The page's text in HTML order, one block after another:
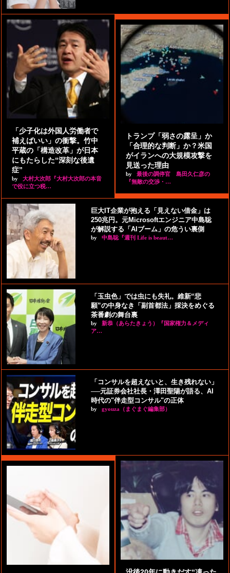
「少子化は外国人労働者で
補えばいい」の衝撃。竹中
平蔵の「構造改革」が日本
にもたらした“深刻な後遺
症”
by
大村大次郎『大村大次郎の本音
で役に立つ税…
トランプ「弱さの露呈」か
「合理的な判断」か？米国
がイランへの大規模攻撃を
見送った理由
by
最後の調停官 島田久仁彦の
『無敵の交渉・…
巨大IT企業が抱える「見えない借金」は
250兆円。元Microsoftエンジニア中島聡
が解説する「AIブーム」の危うい裏側
by 中島聡『週刊 Life is beaut…
「玉虫色」では虫にも失礼。維新“悲
願”の中身なき「副首都法」採決をめぐる
茶番劇の舞台裏
by
新恭（あらたきょう）『国家権力＆メディ
ア…
「コンサルを超えないと、生き残れない」
──元証券会社社長・澤田聖陽が語る、AI
時代の"伴走型コンサル"の正体
by gyouza（まぐまぐ編集部）